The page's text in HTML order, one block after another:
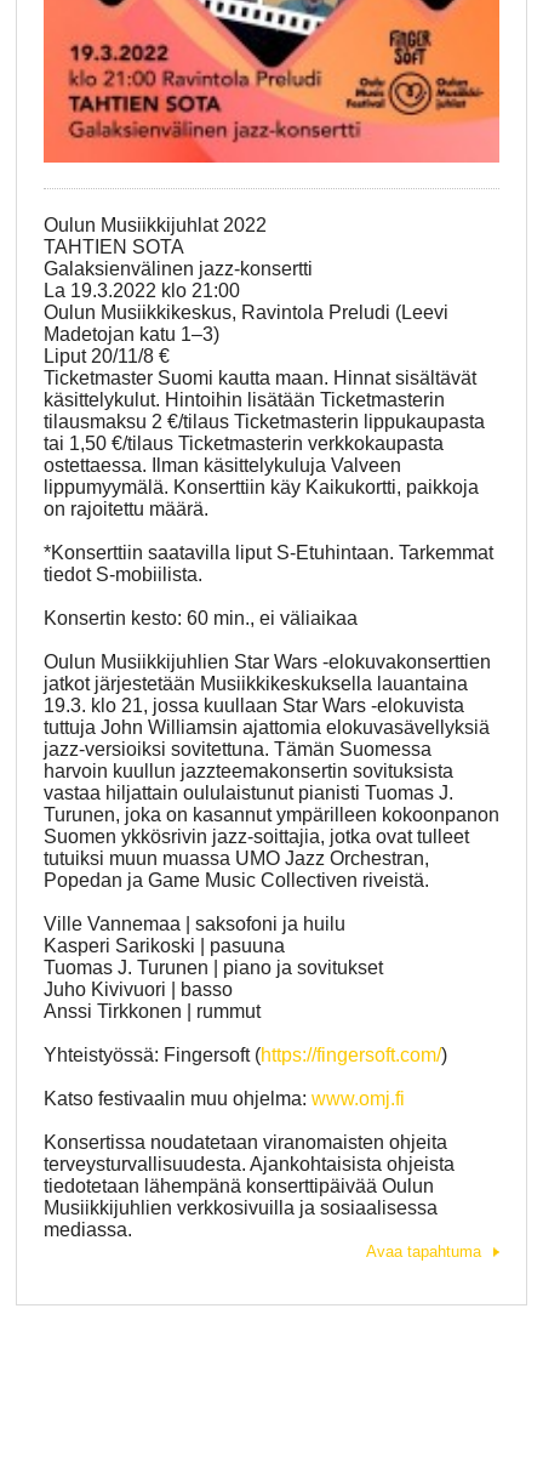
Oulun Musiikkijuhlat 2022
TAHTIEN SOTA
Galaksienvälinen jazz-konsertti
La 19.3.2022 klo 21:00
Oulun Musiikkikeskus, Ravintola Preludi (Leevi
Madetojan katu 1–3)
Liput 20/11/8 €
Ticketmaster Suomi kautta maan. Hinnat sisältävät
käsittelykulut. Hintoihin lisätään Ticketmasterin
tilausmaksu 2 €/tilaus Ticketmasterin lippukaupasta
tai 1,50 €/tilaus Ticketmasterin verkkokaupasta
ostettaessa. Ilman käsittelykuluja Valveen
lippumyymälä. Konserttiin käy Kaikukortti, paikkoja
on rajoitettu määrä.
*Konserttiin saatavilla liput S-Etuhintaan. Tarkemmat
tiedot S-mobiilista.
Konsertin kesto: 60 min., ei väliaikaa
Oulun Musiikkijuhlien Star Wars -elokuvakonserttien
jatkot järjestetään Musiikkikeskuksella lauantaina
19.3. klo 21, jossa kuullaan Star Wars -elokuvista
tuttuja John Williamsin ajattomia elokuvasävellyksiä
jazz-versioiksi sovitettuna. Tämän Suomessa
harvoin kuullun jazzteemakonsertin sovituksista
vastaa hiljattain oululaistunut pianisti Tuomas J.
Turunen, joka on kasannut ympärilleen kokoonpanon
Suomen ykkösrivin jazz-soittajia, jotka ovat tulleet
tutuiksi muun muassa UMO Jazz Orchestran,
Popedan ja Game Music Collectiven riveistä.
Ville Vannemaa | saksofoni ja huilu
Kasperi Sarikoski | pasuuna
Tuomas J. Turunen | piano ja sovitukset
Juho Kivivuori | basso
Anssi Tirkkonen | rummut
Yhteistyössä: Fingersoft (https://fingersoft.com/)
Katso festivaalin muu ohjelma: www.omj.fi
Konsertissa noudatetaan viranomaisten ohjeita
terveysturvallisuudesta. Ajankohtaisista ohjeista
tiedotetaan lähempänä konserttipäivää Oulun
Musiikkijuhlien verkkosivuilla ja sosiaalisessa
mediassa.
Avaa tapahtuma